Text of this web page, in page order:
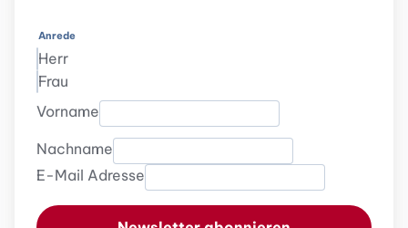
Anrede
Herr
Frau
Vorname
Nachname
E-Mail Adresse